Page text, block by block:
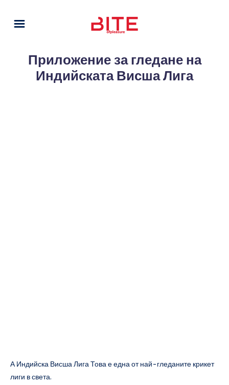
Приложение за гледане на
Индийската Висша Лига
АИндийска Висша ЛигаТова е една от най-гледаните крикет
лиги в света.